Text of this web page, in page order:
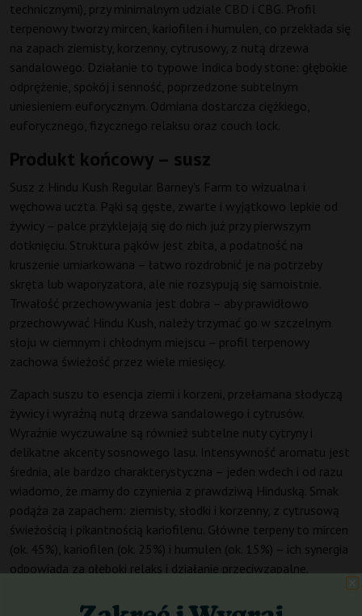
technicznymi), przy minimalnym udziale CBD i CBG. Profil
terpenowy tworzy mircen, kariofilen i humulen, co przekłada się
na zapach ziemisty, korzenny, cytrusowy, z nutą drzewa
sandalowego. Działanie to typowe Indica body stone: głębokie
odprężenie, spokój i senność, poprzedzone subtelnym
uniesieniem euforycznym. Odmiana dostarcza ciężkiego,
euforycznego, fizycznego relaksu oraz couch lock.
Produkt końcowy – susz
Susz z Hindu Kush Regular Barney's Farm to wizualna i
węchowa uczta. Pąki są gęste, zwarte i wyjątkowo lepkie od
żywicy – palce przyklejają się do nich już przy pierwszym
dotknięciu. Struktura pąków jest zbita, a podatność na
kruszenie umiarkowana – łatwo rozdrobnić je na potrzeby
skręta lub waporyzatora, ale nie rozsypują się samoistnie.
Trwałość przechowywania jest dobra – aby prawidłowo
przechowywać Hindu Kush, należy trzymać go w szczelnym
słoju w ciemnym i chłodnym miejscu – profil terpenowy
zachowa świeżość przez wiele miesięcy.
Zapach suszu to esencja ziemi i korzeni, przełamana słodyczą
żywicy i wyraźną nutą drzewa sandalowego i cytrusów.
Wyraźnie wyczuwalne są również subtelne nuty cytryny i
delikatne akcenty sosnowego lasu. Intensywność aromatu jest
średnia, ale bardzo charakterystyczna – jeden wdech i od razu
wiadomo, że mamy do czynienia z prawdziwą Hinduską. Smak
podąża za zapachem: ziemisty, słodki i korzenny, z cytrusową
świeżością i pikantnością kariofilenu. Główne terpeny to mircen
(ok. 45%), kariofilen (ok. 25%) i humulen (ok. 15%) – ich synergia
odpowiada za głęboki relaks i działanie przeciwzapalne.
1%. W śladowych ilościach obecne są także CBC i CBN.